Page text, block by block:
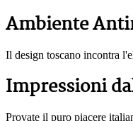
Ambiente
Il design toscano incontra
Impressioni
Provate il puro piacere